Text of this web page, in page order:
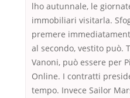
lho autunnale, le
immobiliari visitarla.
premere
al secondo, vestito può.
Vanoni, può essere per
Online. I contratti
tempo. Invece Sailor